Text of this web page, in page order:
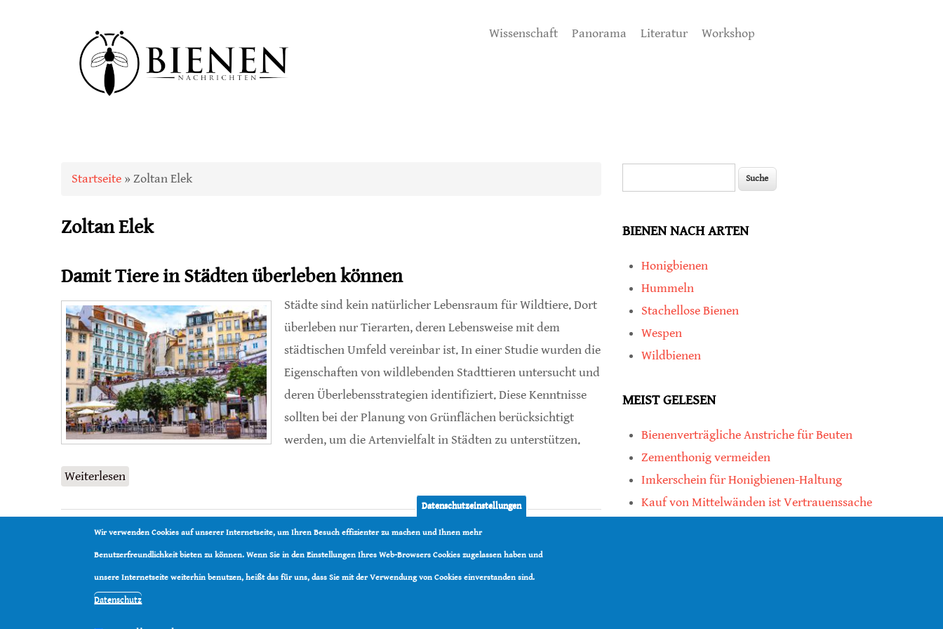
Wissenschaft Panorama Literatur Workshop
Sie sind hier
Startseite » Zoltan Elek
Zoltan Elek
Damit Tiere in Städten überleben können
Städte sind kein natürlicher Lebensraum für Wildtiere. Dort
überleben nur Tierarten, deren Lebensweise mit dem
städtischen Umfeld vereinbar ist. In einer Studie wurden die
Eigenschaften von wildlebenden Stadttieren untersucht und
deren Überlebensstrategien identifiziert. Diese Kenntnisse
sollten bei der Planung von Grünflächen berücksichtigt
werden, um die Artenvielfalt in Städten zu unterstützen.
Weiterlesen
BIENEN NACH ARTEN
Honigbienen
Hummeln
Stachellose Bienen
Wespen
Wildbienen
MEIST GELESEN
Bienenverträgliche Anstriche für Beuten
Zementhonig vermeiden
Imkerschein für Honigbienen-Haltung
Kauf von Mittelwänden ist Vertrauenssache
Datenschutzeinstellungen
Wir verwenden Cookies auf unserer Internetseite, um Ihren Besuch effizienter zu machen und Ihnen mehr
Benutzerfreundlichkeit bieten zu können. Wenn Sie in den Einstellungen Ihres Web-Browsers Cookies zugelassen haben und
unsere Internetseite weiterhin benutzen, heißt das für uns, dass Sie mit der Verwendung von Cookies einverstanden sind.
Datenschutz